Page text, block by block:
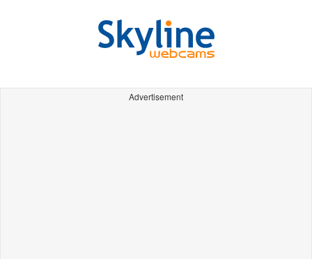
Advertisement